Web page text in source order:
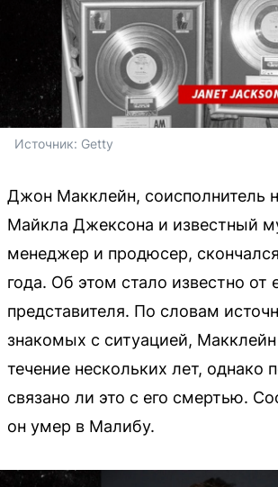
Источник: Getty
Джон Макклейн, соисполнитель
Майкла Джексона и известный
менеджер и продюсер, скончался
года. Об этом стало известно от
представителя. По словам
знакомых с ситуацией,
течение нескольких лет, однако
связано ли это с его смертью.
он умер в Малибу.